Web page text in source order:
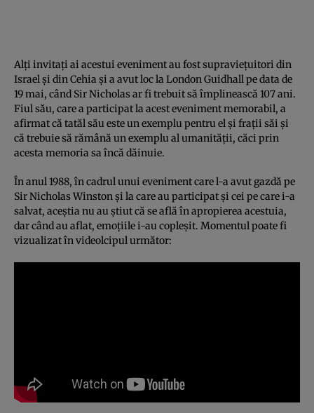
Alţi invitaţi ai acestui eveniment au fost supravieţuitori din
Israel şi din Cehia şi a avut loc la London Guidhall pe data de
19 mai, când Sir Nicholas ar fi trebuit să împlinească 107 ani.
Fiul său, care a participat la acest eveniment memorabil, a
afirmat că tatăl său este un exemplu pentru el şi fraţii săi şi
că trebuie să rămână un exemplu al umanităţii, căci prin
acesta memoria sa încă dăinuie.
În anul 1988, în cadrul unui eveniment care l-a avut gazdă pe
Sir Nicholas Winston şi la care au participat şi cei pe care i-a
salvat, aceştia nu au ştiut că se află în apropierea acestuia,
dar când au aflat, emoţiile i-au copleşit. Momentul poate fi
vizualizat în videolcipul următor: